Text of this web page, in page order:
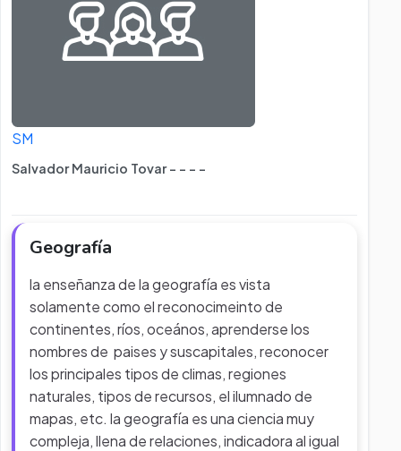
SM
Salvador Mauricio Tovar - - - -
Geografía
la enseñanza de la geografía es vista
solamente como el reconocimeinto de
continentes, ríos, oceános, aprenderse los
nombres de paises y suscapitales, reconocer
los principales tipos de climas, regiones
naturales, tipos de recursos, el ilumnado de
mapas, etc. la geografía es una ciencia muy
compleja, llena de relaciones, indicadora al igual